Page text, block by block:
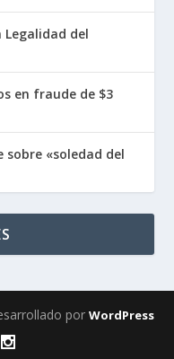
Legalidad del
en fraude de $3
«soledad del
por WordPress